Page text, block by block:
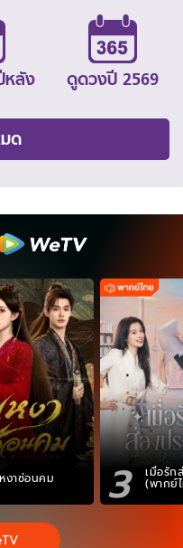
หลัง
ดูดวงปี 2569
ด
งาซ่อนคม 3 เมื่อรัก
(พากย์